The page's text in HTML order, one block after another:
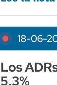
18-06-
Los
5,3%